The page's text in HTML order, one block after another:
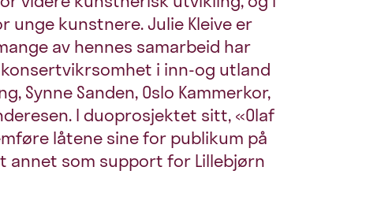
unge kunstnere. Julie Kleive er
av hennes samarbeid har
i inn-og utland
Synne Sanden, Oslo Kammerkor,
I duoprosjektet sitt, «Olaf
låtene sine for publikum på
annet som support for Lillebjørn